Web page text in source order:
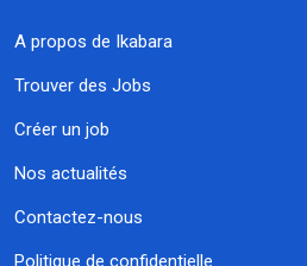
A propos de Ikabara
Trouver des Jobs
Créer un job
Nos actualités
Contactez-nous
Politique de confidentielle